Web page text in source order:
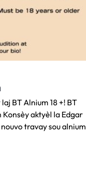
BT Alnium 18 +! BT
Konsèy aktyèl la Edgar
travay sou alnium